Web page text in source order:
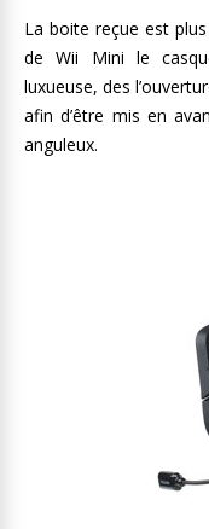
La boite reçue est plus
de Wii Mini le
luxueuse, des
afin d’être mis en
anguleux.